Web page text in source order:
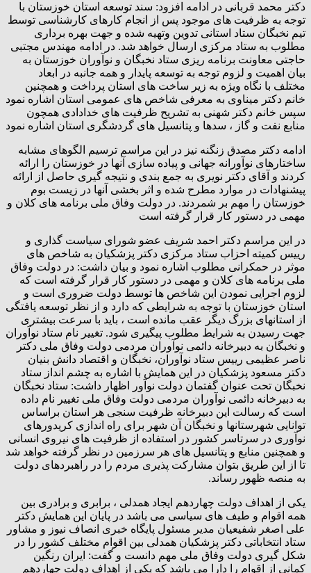
دکتر محمد قربانی در ادامه افزود: سند توسعه استان خوزستان با
توجه به ظرفیت های موجود پس از انجام کارهای کارشناسی توسط
تیم نخبگان ستاد استانی تدوین وتهیه شده و جهت بهره برداری
مطلوب به ستاد مرکزی ارسال خواهد شد. در ادامه مهندس مجتبی
حاجتی معاونت برنامه ریزی ستاد نخبگان و نوآوران خوزستان به
بیان اهمیت و لزوم توجه به توسعه پایدار و همه جانبه در ابعاد
مختلف با نگاه ویژه به زیر ساخت های استان پرداخت و همچنین
خانم دکتر میناوی به معرفی شاخص های عمومی استان اشاره نمود
سپس خانم دکتر شهنی به تشریح ظرفیت های خدادادی همچون
منابع نفت و گاز ، سدها و پتانسیل های گردشگری استان اشاره نمود
ادامه دکتر مصدق زنگنه نیز در این مراسم ترسیم الگوهای مشابه
ساختارهای نوآورانه جهانی و پیاده سازی آنها در خوزستان را ارائه
کردند و آقای دکتر نویری به جمع بندی و نتیجه گیری حاصل از ارائه
پیشنهادات در موارد مطرح شده و اثر بخشی آنها در زیست بوم
خوزستان را مهم بر شمردند. در دولت وفاق ملی برنامه های کلان و
مهمی در دستور کار قرار گرفته است
در این مراسم دکتر احمد شریف عضو شورای سیاست گذاری و
رییس کمیته احزاب ستاد مرکزی دکتر پزشکیان به شاخص های
موثر در حمکرانی مطلوب اشاره نمود و بیان داشت: در دولت وفاق
ملی برنامه های کلان و مهمی در دستور کار قرار گرفته است که
لزوم اجرایی نمودن این شاخص ها توسط دولت ضروری است و
استان خوزستان با توجه به شرایطی که دارد و از نظر توسعه یافتگی
از استانهای بزرگ دیگر عقب مانده است ، باید با سرعت بیشتری
جهت رسیدن به شرایط مطلوب پیگیری شود. تغییر نام ستاد نوآوران
و نخبگان به دبیرخانه دائمی نوآوران مردمی دولت وفاق ملی دکتر
ناصر عظیمی رییس ستاد نوآوران، نخبگان و اقتصاد دانش بنیان
دکتر مسعود پزشکیان در این همایش با اشاره به چشم انداز ستاد
نخبگان تحت عنوان گفتمان دولت نوآور اظهار داشت: ستاد نخبگان
به دبیرخانه دائمی نوآوران مردمی دولت وفاق ملی تغییر نام داده
است که رسالت این دبیرخانه ظرفیت سنجی هر استان براساس
توانایی شهرستانها و نخبگان آن شهر برای راه اندازی کریدورهای
نوآوری در سرتاسر کشور در استفاده از ظرفیت های نیروی انسانی
و همچنین منابع و پتانسیل های هر سرزمین در نظر گرفته خواهد شد
تا از این طریق بتوان مشارکت پذیری مردم را در راهبردهای دولت
به منصه ظهور رساند.
یکی از اهداف دولت چهاردهم ایجاد همدلی ، برابری و برادری بین
همه اقوام و طیف های سیاسی می باشد در پایان این همایش دکتر
علی اصغر شفیعیان مدیر مسئول پایگاه خبری انصاف نیوز و مشاور
ستاد انتخاباتی دکتر پزشکیان همدلی بین اقوام مختلف کشور را در
شکل گیری دولت وفاق ملی مهم دانست و گفت: ایران رنگین
کمانی از اقوام را دارا می باشد که یکی از اهداف دولت چهاردهم